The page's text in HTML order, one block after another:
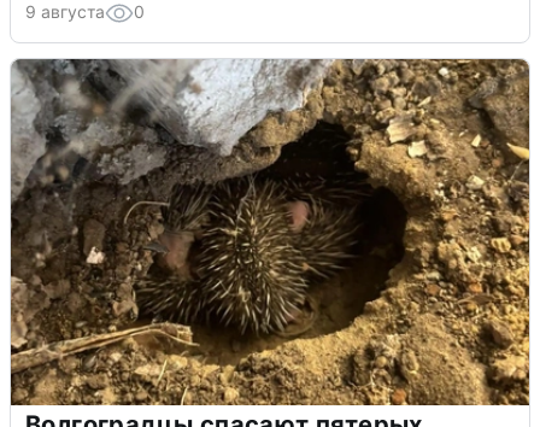
9 августа 0